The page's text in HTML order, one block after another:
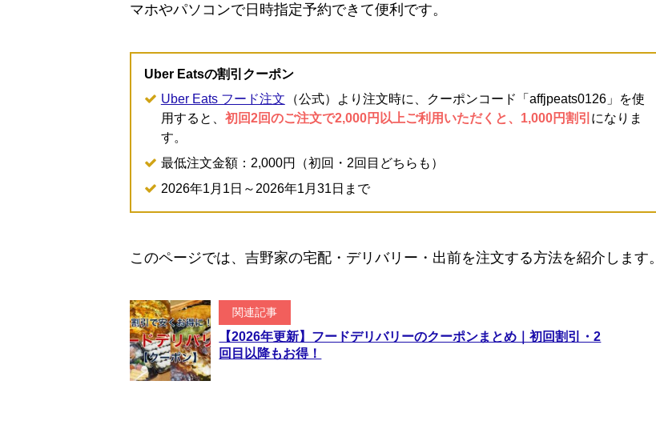
マホやパソコンで日時指定予約できて便利です。
Uber Eatsの割引クーポン
Uber Eats フード注文
（公式）より注文時に、クーポンコード「affjpeats0126」を使
用すると、 初回2回のご注文で2,000円以上ご利用いただくと、1,000円割引 になりま
す。
最低注文金額：2,000円（初回・2回目どちらも）
2026年1月1日～2026年1月31日まで
このページでは、吉野家の宅配・デリバリー・出前を注文する方法を紹介します。
関連記事
【2026年更新】フードデリバリーのクーポンまとめ｜初回割引・2
回目以降もお得！